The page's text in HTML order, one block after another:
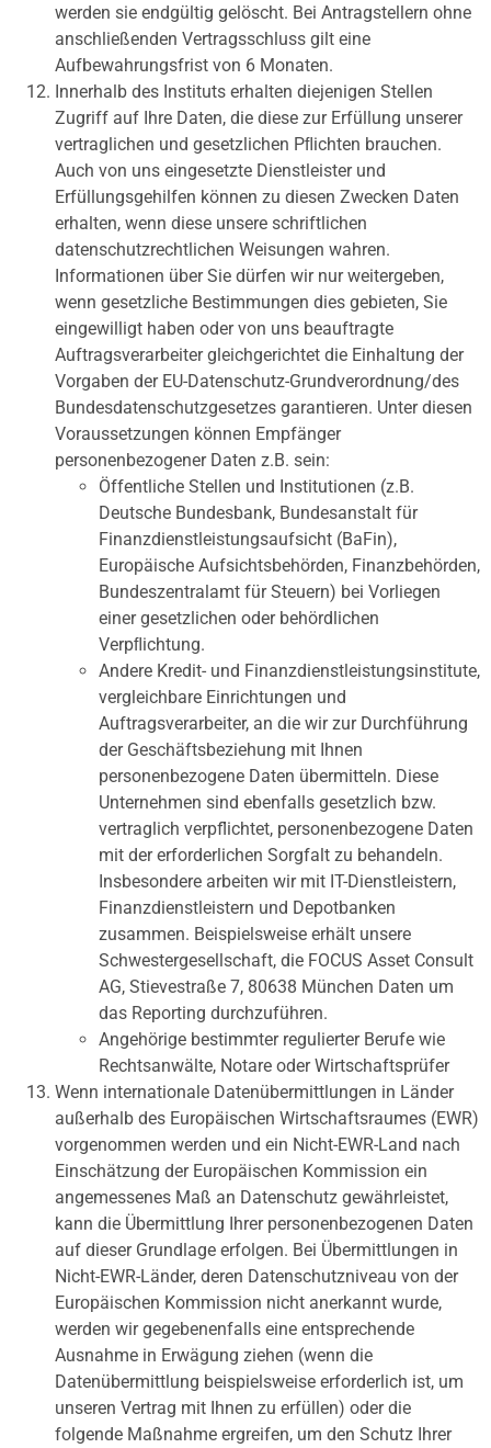
werden sie endgültig gelöscht. Bei Antragstellern ohne
anschließenden Vertragsschluss gilt eine
Aufbewahrungsfrist von 6 Monaten.
Innerhalb des Instituts erhalten diejenigen Stellen
Zugriff auf Ihre Daten, die diese zur Erfüllung unserer
vertraglichen und gesetzlichen Pﬂichten brauchen.
Auch von uns eingesetzte Dienstleister und
Erfüllungsgehilfen können zu diesen Zwecken Daten
erhalten, wenn diese unsere schriftlichen
datenschutzrechtlichen Weisungen wahren.
Informationen über Sie dürfen wir nur weitergeben,
wenn gesetzliche Bestimmungen dies gebieten, Sie
eingewilligt haben oder von uns beauftragte
Auftragsverarbeiter gleichgerichtet die Einhaltung der
Vorgaben der EU-Datenschutz-Grundverordnung/des
Bundesdatenschutzgesetzes garantieren. Unter diesen
Voraussetzungen können Empfänger
personenbezogener Daten z.B. sein:
Öffentliche Stellen und Institutionen (z.B.
Deutsche Bundesbank, Bundesanstalt für
Finanzdienstleistungsaufsicht (BaFin),
Europäische Aufsichtsbehörden, Finanzbehörden,
Bundeszentralamt für Steuern) bei Vorliegen
einer gesetzlichen oder behördlichen
Verpﬂichtung.
Andere Kredit- und Finanzdienstleistungsinstitute,
vergleichbare Einrichtungen und
Auftragsverarbeiter, an die wir zur Durchführung
der Geschäftsbeziehung mit Ihnen
personenbezogene Daten übermitteln. Diese
Unternehmen sind ebenfalls gesetzlich bzw.
vertraglich verpflichtet, personenbezogene Daten
mit der erforderlichen Sorgfalt zu behandeln.
Insbesondere arbeiten wir mit IT-Dienstleistern,
Finanzdienstleistern und Depotbanken
zusammen. Beispielsweise erhält unsere
Schwestergesellschaft, die FOCUS Asset Consult
AG, Stievestraße 7, 80638 München Daten um
das Reporting durchzuführen.
Angehörige bestimmter regulierter Berufe wie
Rechtsanwälte, Notare oder Wirtschaftsprüfer
Wenn internationale Datenübermittlungen in Länder
außerhalb des Europäischen Wirtschaftsraumes (EWR)
vorgenommen werden und ein Nicht-EWR-Land nach
Einschätzung der Europäischen Kommission ein
angemessenes Maß an Datenschutz gewährleistet,
kann die Übermittlung Ihrer personenbezogenen Daten
auf dieser Grundlage erfolgen. Bei Übermittlungen in
Nicht-EWR-Länder, deren Datenschutzniveau von der
Europäischen Kommission nicht anerkannt wurde,
werden wir gegebenenfalls eine entsprechende
Ausnahme in Erwägung ziehen (wenn die
Datenübermittlung beispielsweise erforderlich ist, um
unseren Vertrag mit Ihnen zu erfüllen) oder die
folgende Maßnahme ergreifen, um den Schutz Ihrer